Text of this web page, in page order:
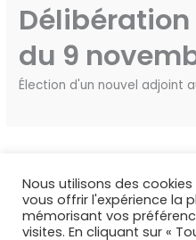
Délibération
du 9
Élection d'un nouvel adjoint
Nous utilisons des
vous offrir l'expérience la
mémorisant vos
visites. En cliquant sur «